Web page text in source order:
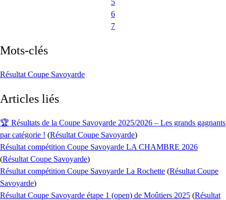
5
6
7
Mots-clés
Résultat Coupe Savoyarde
Articles liés
🏆 Résultats de la Coupe Savoyarde 2025/2026 – Les grands gagnants
par catégorie ! (Résultat Coupe Savoyarde)
Résultat compétition Coupe Savoyarde LA CHAMBRE 2026
(Résultat Coupe Savoyarde)
Résultat compétition Coupe Savoyarde La Rochette (Résultat Coupe
Savoyarde)
Résultat Coupe Savoyarde étape 1 (open) de Moûtiers 2025 (Résultat